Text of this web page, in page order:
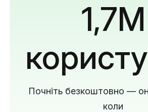
1,7M
Почніть безкоштовно —
коли